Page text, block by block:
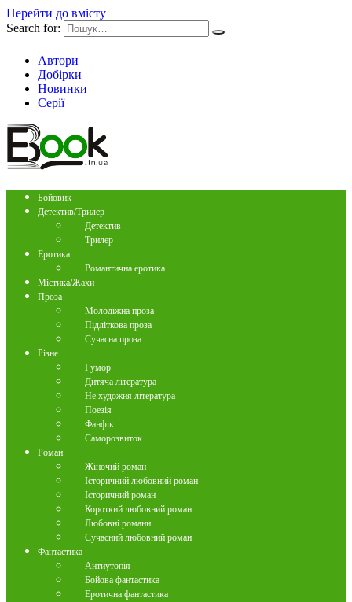
Перейти до вмісту
Search for:
Автори
Добірки
Новинки
Серії
Бойовик
Детектив/Трилер
Детектив
Трилер
Еротика
Романтична еротика
Містика/Жахи
Проза
Молодіжна проза
Підліткова проза
Сучасна проза
Різне
Гумор
Дитяча література
Не художня література
Поезія
Фанфік
Саморозвиток
Роман
Жіночий роман
Історичний любовний роман
Історичний роман
Короткий любовний роман
Любовні романи
Сучасний любовний роман
Фантастика
Антиутопія
Бойова фантастика
Еротична фантастика